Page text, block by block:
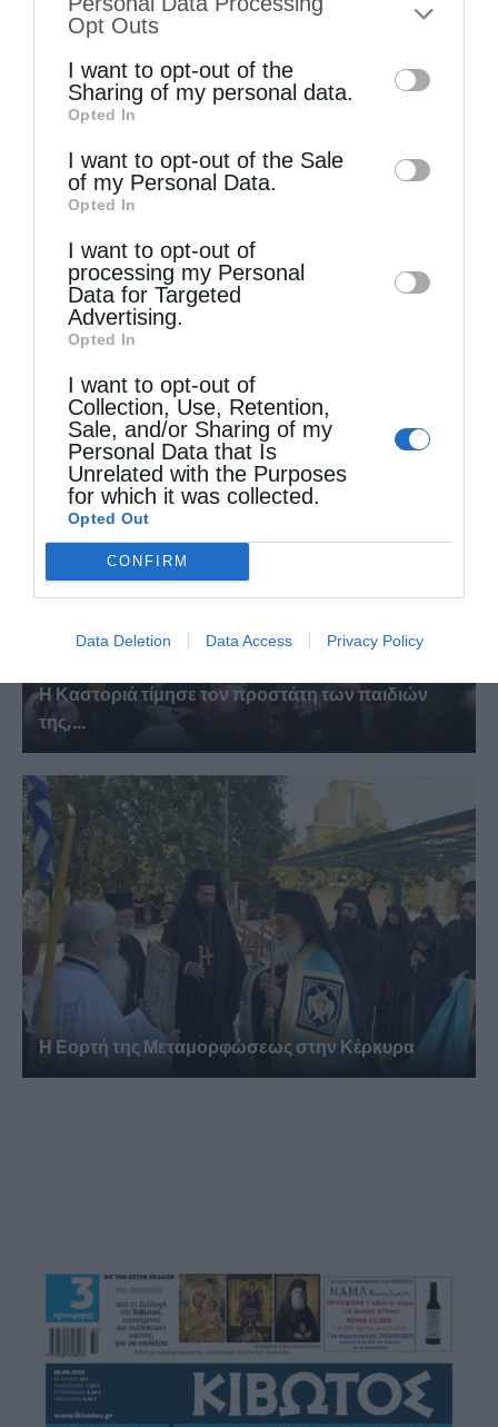
to your opt-out. You may separately opt-out
information by third parties on the IAB’s list
of downstream participants. This
information may also be disclosed by us to
third parties on theIAB’s List of
Downstream Participants
disclose it to other third parties.
Opt Outs
I want to opt-out of the
Sharing of my personal data.
Opted In
I want to opt-out of the Sale
of my Personal Data.
Opted In
I want to opt-out of
processing my Personal
Data for Targeted
Advertising.
Opted In
I want to opt-out of
Collection, Use, Retention,
Sale, and/or Sharing of my
Personal Data that Is
Unrelated with the Purposes
for which it was collected.
Opted Out
CONFIRM
Data Deletion Data Access Privacy Policy
Χειροθεσία Πνευματικού και Οικονόμου στις
Πινακάτες
Η Εορτή του Αγίου Καλλινίκου στην Καστοριά
(ΦΩΤΟ)
Η Καστοριά τίμησε τον προστάτη των παιδιών
της,...
Η Εορτή της Μεταμορφώσεως στην Κέρκυρα